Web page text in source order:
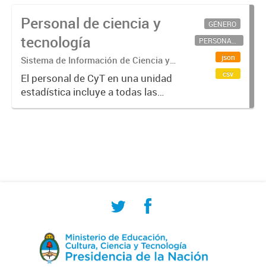
Personal de ciencia y
tecnología
Sistema de Información de Ciencia y
Tecnología Argentino (SICYTAR)
El personal de CyT en una unidad
estadística incluye a todas las
personas involucradas
GÉNERO
PERSONAL CIENTÍFICO-TECNOLÓGICO
json
csv